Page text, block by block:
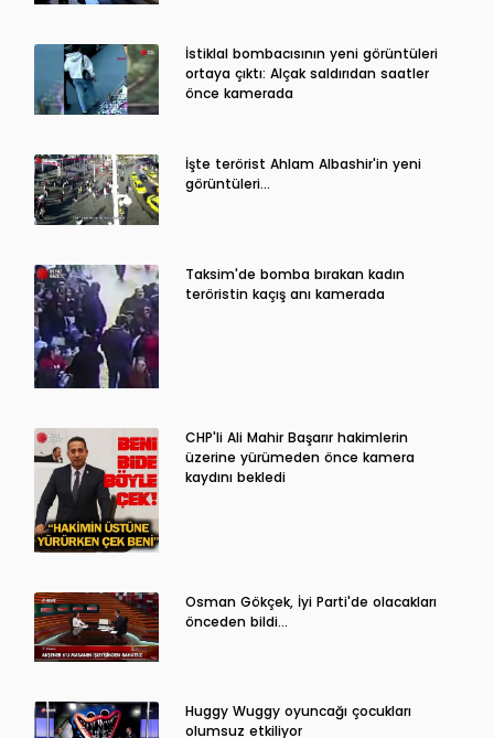
İstiklal bombacısının yeni görüntüleri
ortaya çıktı: Alçak saldırıdan saatler
önce kamerada
İşte terörist Ahlam Albashir'in yeni
görüntüleri…
Taksim'de bomba bırakan kadın
teröristin kaçış anı kamerada
CHP'li Ali Mahir Başarır hakimlerin
üzerine yürümeden önce kamera
kaydını bekledi
Osman Gökçek, İyi Parti'de olacakları
önceden bildi...
Huggy Wuggy oyuncağı çocukları
olumsuz etkiliyor